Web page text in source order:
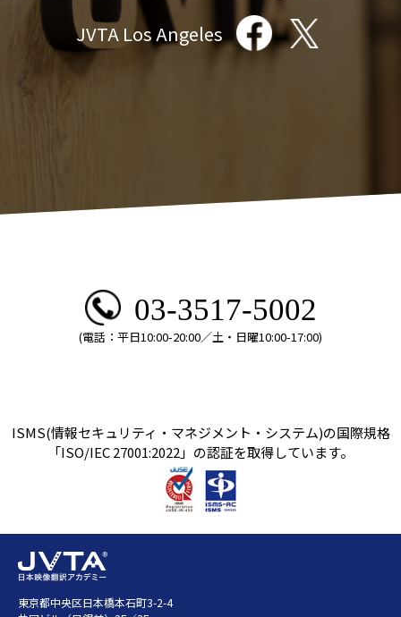
JVTA Los Angeles
03-3517-5002
(電話：平日10:00-20:00／土・日曜10:00-17:00)
ISMS(情報セキュリティ・マネジメント・システム)の国際規格
「ISO/IEC 27001:2022」の認証を取得しています。
東京都中央区日本橋本石町3-2-4